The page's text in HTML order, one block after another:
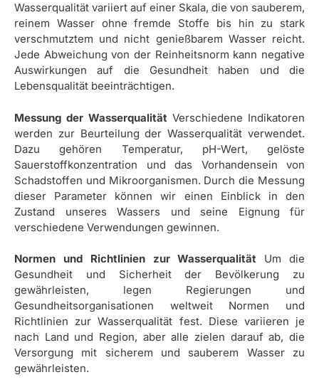
Wasserqualität variiert auf einer Skala, die von sauberem,
reinem Wasser ohne fremde Stoffe bis hin zu stark
verschmutztem und nicht genießbarem Wasser reicht.
Jede Abweichung von der Reinheitsnorm kann negative
Auswirkungen auf die Gesundheit haben und die
Lebensqualität beeinträchtigen.
Messung der Wasserqualität Verschiedene Indikatoren
werden zur Beurteilung der Wasserqualität verwendet.
Dazu gehören Temperatur, pH-Wert, gelöste
Sauerstoffkonzentration und das Vorhandensein von
Schadstoffen und Mikroorganismen. Durch die Messung
dieser Parameter können wir einen Einblick in den
Zustand unseres Wassers und seine Eignung für
verschiedene Verwendungen gewinnen.
Normen und Richtlinien zur Wasserqualität Um die
Gesundheit und Sicherheit der Bevölkerung zu
gewährleisten, legen Regierungen und
Gesundheitsorganisationen weltweit Normen und
Richtlinien zur Wasserqualität fest. Diese variieren je
nach Land und Region, aber alle zielen darauf ab, die
Versorgung mit sicherem und sauberem Wasser zu
gewährleisten.